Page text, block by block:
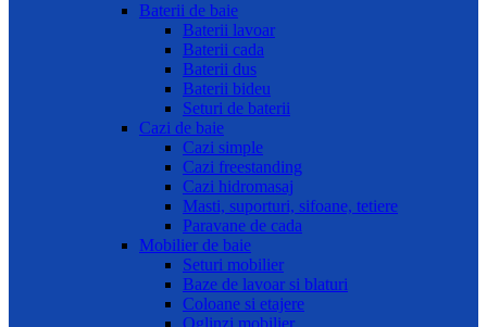
Baterii de baie
Baterii lavoar
Baterii cada
Baterii dus
Baterii bideu
Seturi de baterii
Cazi de baie
Cazi simple
Cazi freestanding
Cazi hidromasaj
Masti, suporturi, sifoane, tetiere
Paravane de cada
Mobilier de baie
Seturi mobilier
Baze de lavoar si blaturi
Coloane si etajere
Oglinzi mobilier